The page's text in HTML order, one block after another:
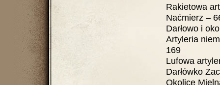
Rakietowa
Naćmierz –
Darłowo i
Artyleria
169
Lufowa
Darłówko
Okolice